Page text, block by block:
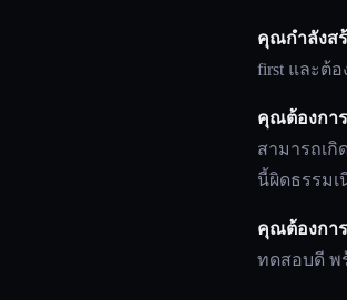
คุณกำลังสร้
first และต้อ
คุณต้องกา
สามารถเกิ
นี้ผิดธรรมเ
คุณต้องการ
ทดสอบดี พ